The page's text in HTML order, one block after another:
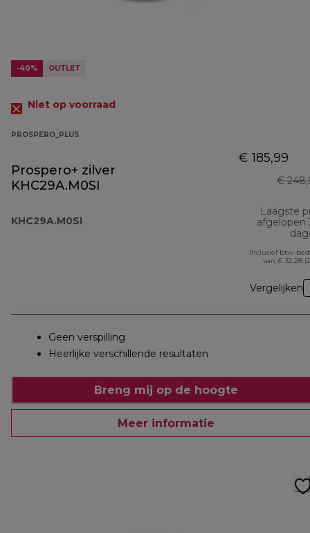
-40% OUTLET
Niet op voorraad
PROSPERO_PLUS
Prospero+ zilver
KHC29A.M0SI
KHC29A.M0SI
€ 185,99
€
Laagste
afgelopen
Inclusief btw-
van € 32,28
Vergelijken
Geen verspilling
Heerlijke verschillende resultaten
Breng mij op de hoogte
Meer informatie